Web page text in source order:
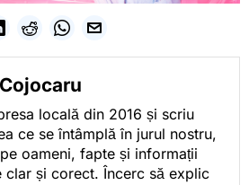
locală din 2016 și scriu
ce se întâmplă în jurul nostru,
oameni, fapte și informații
clar și corect. Încerc să explic